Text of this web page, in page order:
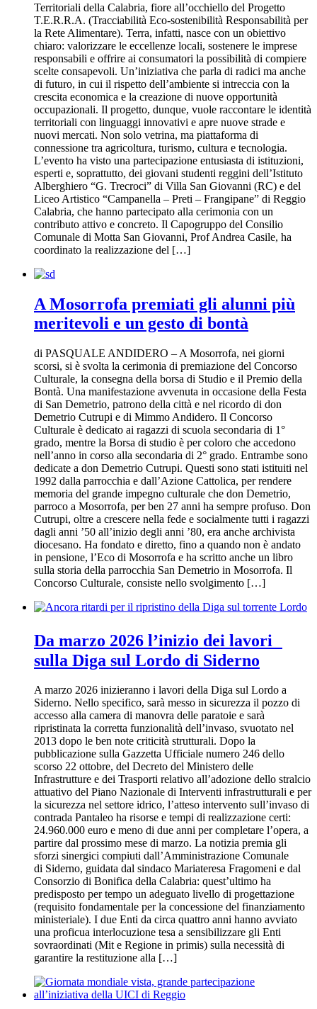
Territoriali della Calabria, fiore all’occhiello del Progetto
T.E.R.R.A. (Tracciabilità Eco-sostenibilità Responsabilità per
la Rete Alimentare). Terra, infatti, nasce con un obiettivo
chiaro: valorizzare le eccellenze locali, sostenere le imprese
responsabili e offrire ai consumatori la possibilità di compiere
scelte consapevoli. Un’iniziativa che parla di radici ma anche
di futuro, in cui il rispetto dell’ambiente si intreccia con la
crescita economica e la creazione di nuove opportunità
occupazionali. Il progetto, dunque, vuole raccontare le identità
territoriali con linguaggi innovativi e apre nuove strade e
nuovi mercati. Non solo vetrina, ma piattaforma di
connessione tra agricoltura, turismo, cultura e tecnologia.
L’evento ha visto una partecipazione entusiasta di istituzioni,
esperti e, soprattutto, dei giovani studenti reggini dell’Istituto
Alberghiero “G. Trecroci” di Villa San Giovanni (RC) e del
Liceo Artistico “Campanella – Preti – Frangipane” di Reggio
Calabria, che hanno partecipato alla cerimonia con un
contributo attivo e concreto. Il Capogruppo del Consilio
Comunale di Motta San Giovanni, Prof Andrea Casile, ha
coordinato la realizzazione del […]
A Mosorrofa premiati gli alunni più
meritevoli e un gesto di bontà
di PASQUALE ANDIDERO – A Mosorrofa, nei giorni
scorsi, si è svolta la cerimonia di premiazione del Concorso
Culturale, la consegna della borsa di Studio e il Premio della
Bontà. Una manifestazione avvenuta in occasione della Festa
di San Demetrio, patrono della città e nel ricordo di don
Demetrio Cutrupi e di Mimmo Andidero. Il Concorso
Culturale è dedicato ai ragazzi di scuola secondaria di 1°
grado, mentre la Borsa di studio è per coloro che accedono
nell’anno in corso alla secondaria di 2° grado. Entrambe sono
dedicate a don Demetrio Cutrupi. Questi sono stati istituiti nel
1992 dalla parrocchia e dall’Azione Cattolica, per rendere
memoria del grande impegno culturale che don Demetrio,
parroco a Mosorrofa, per ben 27 anni ha sempre profuso. Don
Cutrupi, oltre a crescere nella fede e socialmente tutti i ragazzi
dagli anni ’50 all’inizio degli anni ’80, era anche archivista
diocesano. Ha fondato e diretto, fino a quando non è andato
in pensione, l’Eco di Mosorrofa e ha scritto anche un libro
sulla storia della parrocchia San Demetrio in Mosorrofa. Il
Concorso Culturale, consiste nello svolgimento […]
Da marzo 2026 l’inizio dei lavori
sulla Diga sul Lordo di Siderno
A marzo 2026 inizieranno i lavori della Diga sul Lordo a
Siderno. Nello specifico, sarà messo in sicurezza il pozzo di
accesso alla camera di manovra delle paratoie e sarà
ripristinata la corretta funzionalità dell’invaso, svuotato nel
2013 dopo le ben note criticità strutturali. Dopo la
pubblicazione sulla Gazzetta Ufficiale numero 246 dello
scorso 22 ottobre, del Decreto del Ministero delle
Infrastrutture e dei Trasporti relativo all’adozione dello stralcio
attuativo del Piano Nazionale di Interventi infrastrutturali e per
la sicurezza nel settore idrico, l’atteso intervento sull’invaso di
contrada Pantaleo ha risorse e tempi di realizzazione certi:
24.960.000 euro e meno di due anni per completare l’opera, a
partire dal prossimo mese di marzo. La notizia premia gli
sforzi sinergici compiuti dall’Amministrazione Comunale
di Siderno, guidata dal sindaco Mariateresa Fragomeni e dal
Consorzio di Bonifica della Calabria: quest’ultimo ha
predisposto per tempo un adeguato livello di progettazione
(requisito fondamentale per la concessione del finanziamento
ministeriale). I due Enti da circa quattro anni hanno avviato
una proficua interlocuzione tesa a sensibilizzare gli Enti
sovraordinati (Mit e Regione in primis) sulla necessità di
garantire la restituzione alla […]